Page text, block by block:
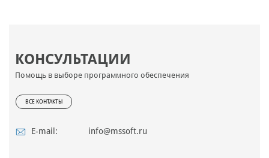
КОНСУЛЬТАЦИИ
Помощь в выборе программного обеспечения
ВСЕ КОНТАКТЫ
E-mail: info@mssoft.ru